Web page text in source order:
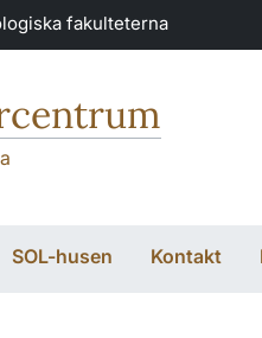
fakulteterna
SOL-husen Kontakt